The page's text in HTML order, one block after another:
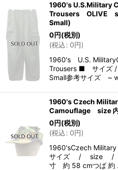
1960's U.S.Military
Trousers OLIVE
Small)
0円(税別)
(税込: 0円)
1960's U.S.
Trousers ■ サイズ
Small参考サイズ ~
1960's Czech
Camouflage size
0円(税別)
(税込: 0円)
1960'sCzech
サイズ / size /
寸 約 58 cmつば 約